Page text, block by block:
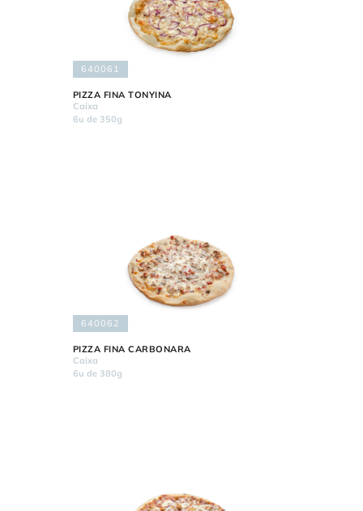
640061
PIZZA FINA TONYINA
Caixa
6u de 350g
640062
PIZZA FINA CARBONARA
Caixa
6u de 380g